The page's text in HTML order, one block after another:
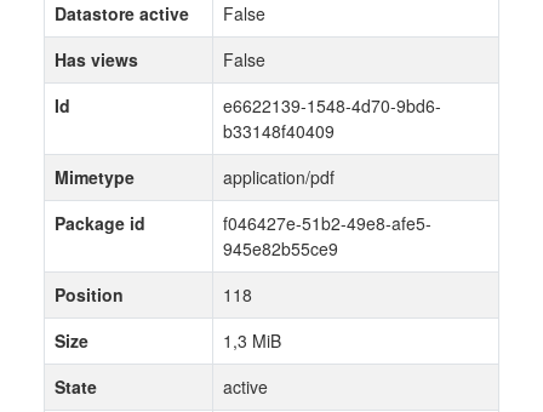
Datastore active
False
Has views
False
Id
e6622139-1548-4d70-9bd6-
b33148f40409
Mimetype
application/pdf
Package id
f046427e-51b2-49e8-afe5-
945e82b55ce9
Position
118
Size
1,3 MiB
State
active